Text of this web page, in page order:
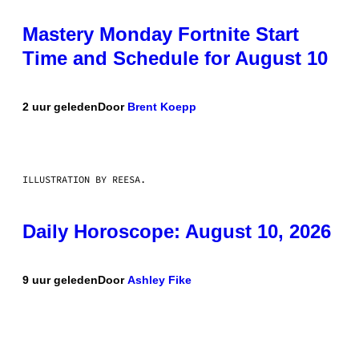
Mastery Monday Fortnite Start
Time and Schedule for August 10
2 uur geledenDoor Brent Koepp
ILLUSTRATION BY REESA.
Daily Horoscope: August 10, 2026
9 uur geledenDoorAshley Fike